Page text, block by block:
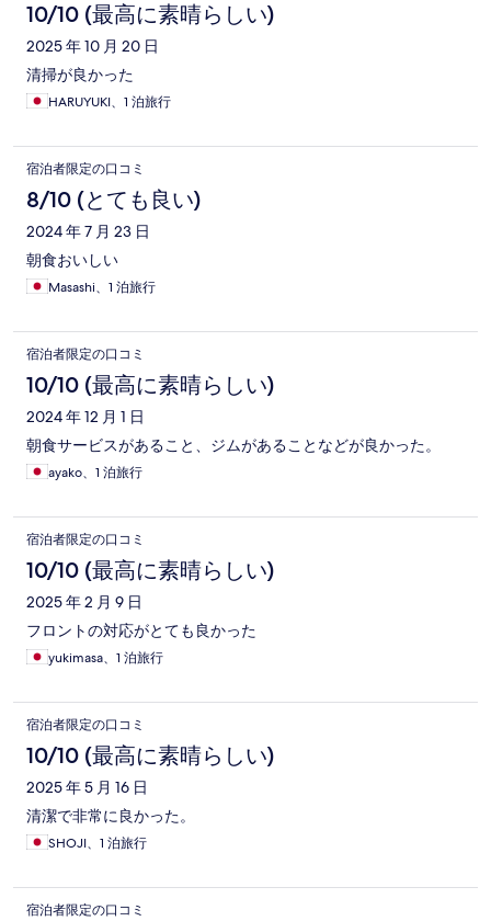
10/10 (最高に素晴らしい)
2025 年 10 月 20 日
清掃が良かった
HARUYUKI、1 泊旅行
宿泊者限定の口コミ
8/10 (とても良い)
2024 年 7 月 23 日
朝食おいしい
Masashi、1 泊旅行
宿泊者限定の口コミ
10/10 (最高に素晴らしい)
2024 年 12 月 1 日
朝食サービスがあること、ジムがあることなどが良かった。
ayako、1 泊旅行
宿泊者限定の口コミ
10/10 (最高に素晴らしい)
2025 年 2 月 9 日
フロントの対応がとても良かった
yukimasa、1 泊旅行
宿泊者限定の口コミ
10/10 (最高に素晴らしい)
2025 年 5 月 16 日
清潔で非常に良かった。
SHOJI、1 泊旅行
宿泊者限定の口コミ